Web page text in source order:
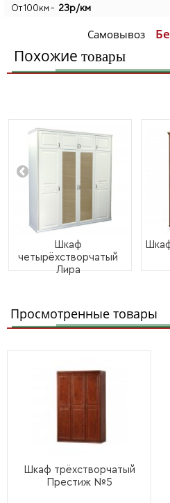
От 100км - 23р/км
Самовывоз
Похожие товары
Шкаф
четырёхстворчатый
Лира
Просмотренные товары
Шкаф трёхстворчатый
Престиж №5